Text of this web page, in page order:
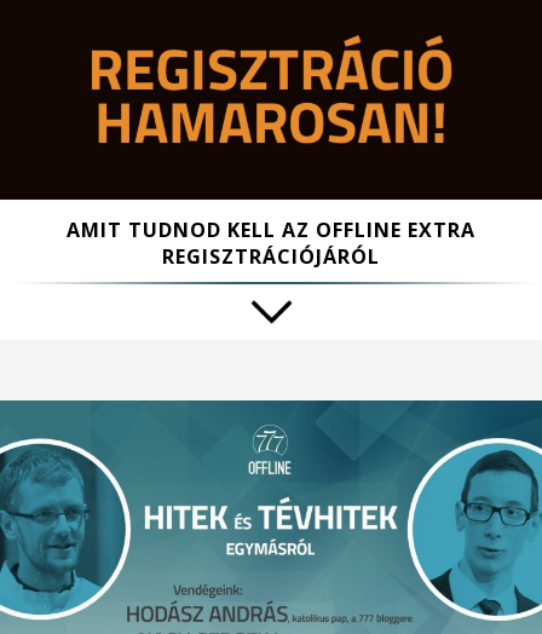
AMIT TUDNOD KELL AZ OFFLINE EXTRA
REGISZTRÁCIÓJÁRÓL